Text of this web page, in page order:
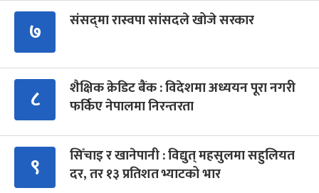
७ संसद्‍मा रास्वपा सांसदले खोजे सरकार
८
शैक्षिक क्रेडिट बैंक : विदेशमा अध्ययन पूरा नगरी
फर्किए नेपालमा निरन्तरता
९
सिँचाइ र खानेपानी : विद्युत् महसुलमा सहुलियत
दर, तर १३ प्रतिशत भ्याटको भार